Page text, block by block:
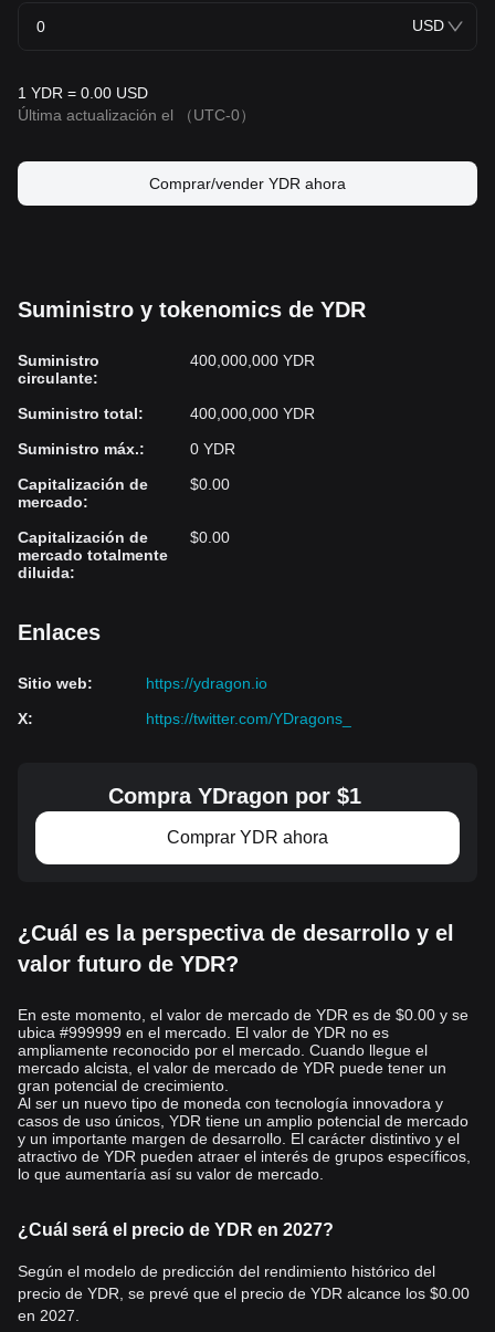
USD
1 YDR = 0.00 USD
Última actualización el
（UTC-0）
Comprar/vender YDR ahora
Suministro y tokenomics de YDR
Suministro
circulante:
400,000,000 YDR
Suministro total:
400,000,000 YDR
Suministro máx.:
0 YDR
Capitalización de
mercado:
$0.00
Capitalización de
mercado totalmente
diluida:
$0.00
Enlaces
Sitio web:
https://ydragon.io
X: https://twitter.com/YDragons_
Compra YDragon por $1
Comprar YDR ahora
¿Cuál es la perspectiva de desarrollo y el
valor futuro de YDR?
En este momento, el valor de mercado de YDR es de $0.00 y se
ubica #999999 en el mercado. El valor de YDR no es
ampliamente reconocido por el mercado. Cuando llegue el
mercado alcista, el valor de mercado de YDR puede tener un
gran potencial de crecimiento.
Al ser un nuevo tipo de moneda con tecnología innovadora y
casos de uso únicos, YDR tiene un amplio potencial de mercado
y un importante margen de desarrollo. El carácter distintivo y el
atractivo de YDR pueden atraer el interés de grupos específicos,
lo que aumentaría así su valor de mercado.
¿Cuál será el precio de YDR en 2027?
Según el modelo de predicción del rendimiento histórico del
precio de YDR, se prevé que el precio de YDR alcance los $0.00
en 2027.